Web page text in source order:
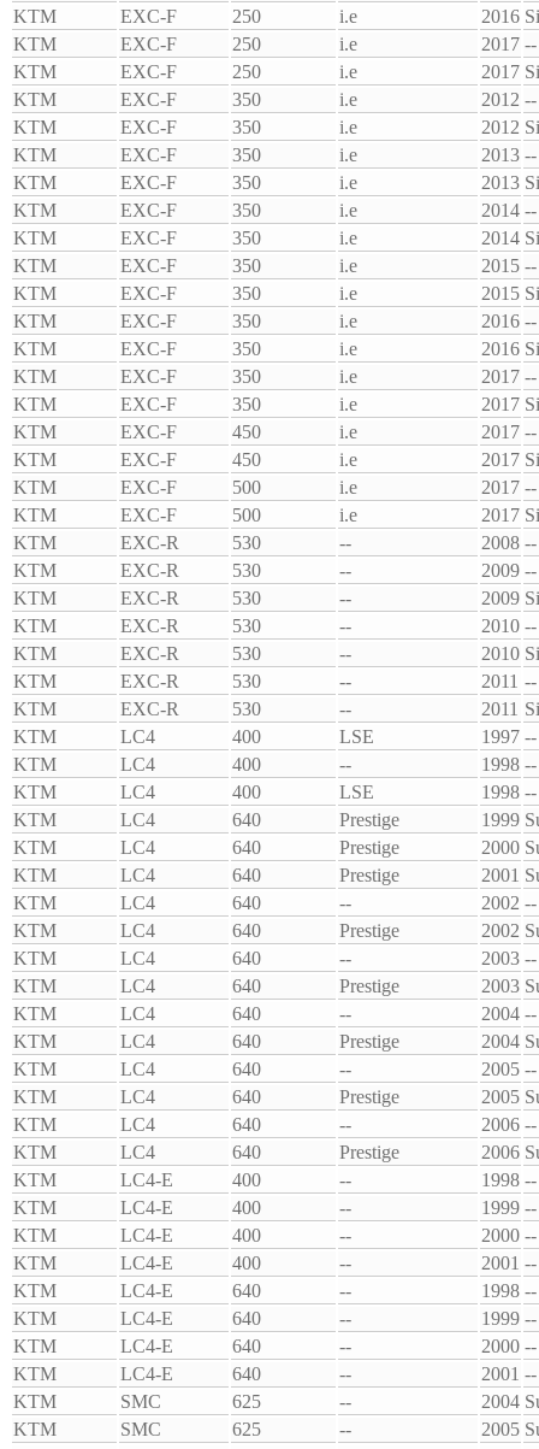
KTM
EXC-F 250 i.e 2016
KTM
EXC-F 250 i.e 2017 --
KTM
EXC-F 250 i.e 2017
KTM
EXC-F 350 i.e 2012 --
KTM
EXC-F 350 i.e 2012
KTM
EXC-F 350 i.e 2013 --
KTM
EXC-F 350 i.e 2013
KTM
EXC-F 350 i.e 2014 --
KTM
EXC-F 350 i.e 2014
KTM
EXC-F 350 i.e 2015 --
KTM
EXC-F 350 i.e 2015
KTM
EXC-F 350 i.e 2016 --
KTM
EXC-F 350 i.e 2016
KTM
EXC-F 350 i.e 2017 --
KTM
EXC-F 350 i.e 2017
KTM
EXC-F 450 i.e 2017 --
KTM
EXC-F 450 i.e 2017
KTM
EXC-F 500 i.e 2017 --
KTM
EXC-F 500 i.e 2017
KTM
EXC-R 530 -- 2008 --
KTM
EXC-R 530 -- 2009 --
KTM
EXC-R 530 -- 2009
KTM
EXC-R 530 -- 2010 --
KTM
EXC-R 530 -- 2010
KTM
EXC-R 530 -- 2011 --
KTM
EXC-R 530 -- 2011
KTM
LC4 400 LSE 1997 --
KTM
LC4 400 -- 1998 --
KTM
LC4 400 LSE 1998 --
KTM
LC4 640 Prestige 1999
KTM
LC4 640 Prestige 2000
KTM
LC4 640 Prestige 2001
KTM
LC4 640 -- 2002 --
KTM
LC4 640 Prestige 2002
KTM
LC4 640 -- 2003 --
KTM
LC4 640 Prestige 2003
KTM
LC4 640 -- 2004 --
KTM
LC4 640 Prestige 2004
KTM
LC4 640 -- 2005 --
KTM
LC4 640 Prestige 2005
KTM
LC4 640 -- 2006 --
KTM
LC4 640 Prestige 2006
KTM
LC4-E 400 -- 1998 --
KTM
LC4-E 400 -- 1999 --
KTM
LC4-E 400 -- 2000 --
KTM
LC4-E 400 -- 2001 --
KTM
LC4-E 640 -- 1998 --
KTM
LC4-E 640 -- 1999 --
KTM
LC4-E 640 -- 2000 --
KTM
LC4-E 640 -- 2001 --
KTM
SMC 625 -- 2004
KTM
SMC 625 -- 2005